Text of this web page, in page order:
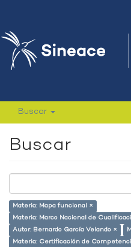
Buscar
Buscar
Materia: Mapa funcional ×
Materia: Marco Nacional de
Autor: Bernardo García Velando ×
Materia: Certificación de